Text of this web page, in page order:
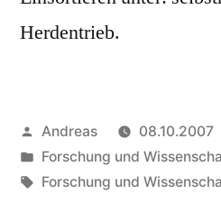
Herdentrieb.
Veröffentlicht
von
Andreas
08.10.2007
Veröffentlicht
in
Forschung und
Schlagwörter:
Forschung und